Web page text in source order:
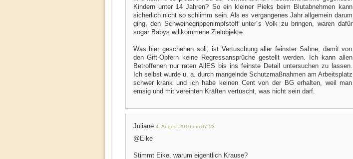
Kindern unter 14 Jahren? So ein kleiner Pieks beim Blutabnehmen kann
sicherlich nicht so schlimm sein. Als es vergangenes Jahr allgemein darum
ging, den Schweinegrippenimpfstoff unter´s Volk zu bringen, waren dafür
sogar Babys willkommene Zielobjekte.
Was hier geschehen soll, ist Vertuschung aller feinster Sahne, damit von
den Gift-Opfern keine Regressansprüche gestellt werden. Ich kann allen
Betroffenen nur raten AllES bis ins feinste Detail untersuchen zu lassen.
Ich selbst wurde u. a. durch mangelnde Schutzmaßnahmen am Arbeitsplatz
schwer krank und ich habe keinen Cent von der BG erhalten, weil man
emsig und mit vereinten Kräften vertuscht, was nicht sein darf.
Juliane 4. August 2010 um 07:53
@Eike
Stimmt Eike, warum eigentlich Krause?